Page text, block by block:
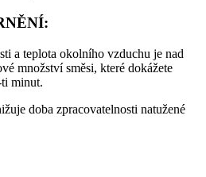
a teplota okolního vzduchu je nad
množství směsi, které dokážete
minut.
doba zpracovatelnosti natužené